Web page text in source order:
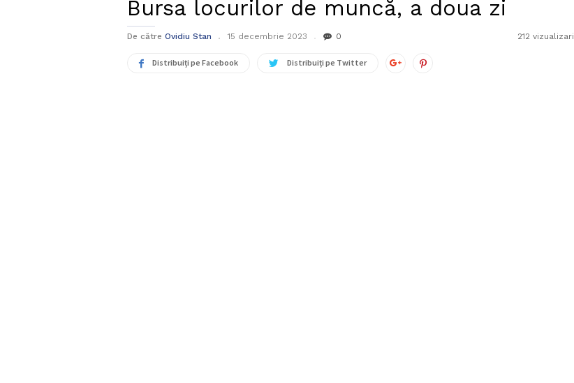
Bursa locurilor de muncă, a doua zi
De către Ovidiu Stan 15 decembrie 2023 0 212 vizualizari
Distribuiți pe Facebook Distribuiți pe Twitter